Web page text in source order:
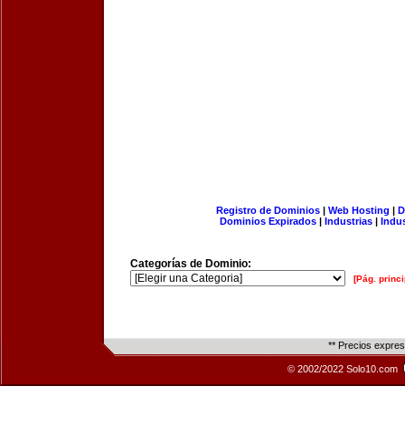
Registro de Dominios| Web Hosting |
Dominios Expirados | Industrias |
Categorías de Dominio:
[Pág.
** Precios
© 2002/2022 Solo10.com